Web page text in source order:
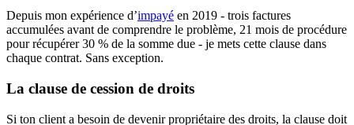
Depuis mon expérience d’impayé en 2019 - trois factures
accumulées avant de comprendre le problème, 21 mois de procédure
pour récupérer 30 % de la somme due - je mets cette clause dans
chaque contrat. Sans exception.
La clause de cession de droits
Si ton client a besoin de devenir propriétaire des droits, la clause doit